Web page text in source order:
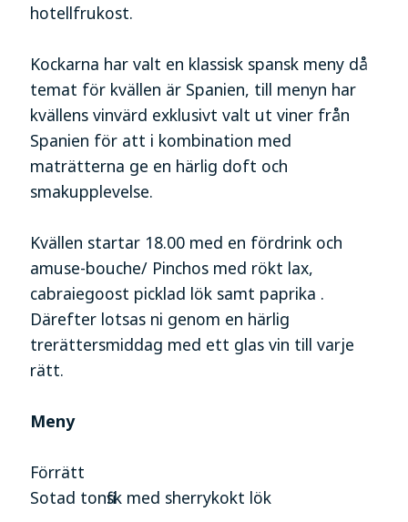
hotellfrukost.
Kockarna har valt en klassisk spansk meny då
temat för kvällen är Spanien, till menyn har
kvällens vinvärd exklusivt valt ut viner från
Spanien för att i kombination med
maträtterna ge en härlig doft och
smakupplevelse.
Kvällen startar 18.00 med en fördrink och
amuse-bouche/ Pinchos med rökt lax,
cabraiegoost picklad lök samt paprika .
Därefter lotsas ni genom en härlig
trerättersmiddag med ett glas vin till varje
rätt.
Meny
Förrätt
Sotad tonfisk med sherrykokt lök